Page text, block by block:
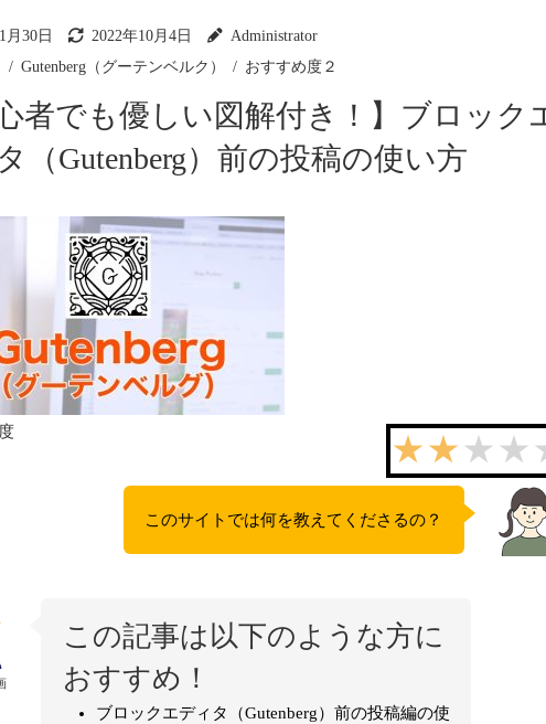
月30日 2022年10月4日
Administrator
Gutenberg（グーテンベルク） おすすめ度２
心者でも優しい図解付き！】ブロック
（Gutenberg）前の投稿の使い方
このサイトでは何を教えてくださるの？
この記事は以下のような方に
おすすめ！
ブロックエディタ（Gutenberg）前の投稿編の使